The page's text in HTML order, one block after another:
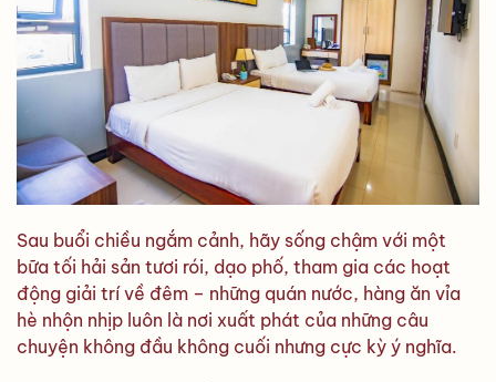
Sau buổi chiều ngắm cảnh, hãy sống chậm với một
bữa tối hải sản tươi rói, dạo phố, tham gia các hoạt
động giải trí về đêm – những quán nước, hàng ăn vỉa
hè nhộn nhịp luôn là nơi xuất phát của những câu
chuyện không đầu không cuối nhưng cực kỳ ý nghĩa.